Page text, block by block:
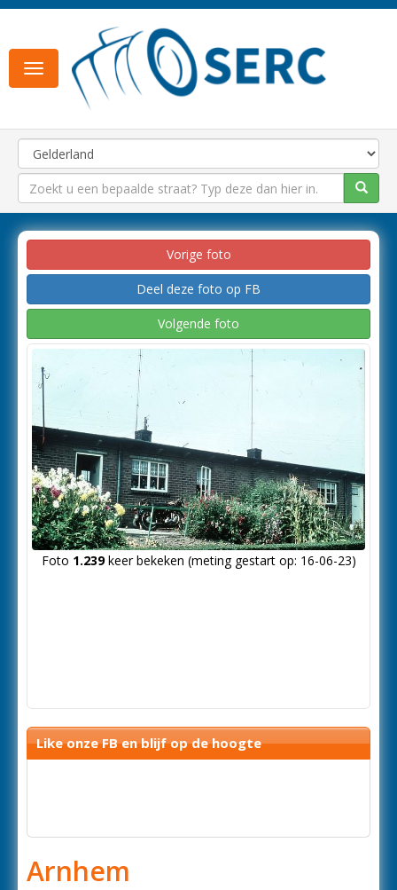
Toggle
navigation
Vorige foto
Deel deze foto op FB
Volgende foto
Foto 1.239keer bekeken (meting gestart op: 16-06-23)
Like onze FB en blijf op de hoogte
Arnhem